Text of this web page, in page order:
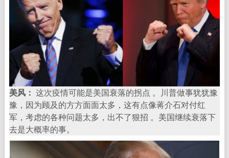
美风： 这次疫情可能是美国衰落的拐点 。川普做事犹犹豫
豫，因为顾及的方方面面太多，这有点像蒋介石对付红
军，考虑的各种问题太多，出不了狠招 。美国继续衰落下
去是大概率的事。